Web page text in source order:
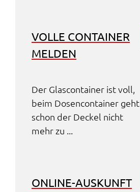
VOLLE CONTAI­NER
MELDEN
Der Glas­con­tai­ner ist voll,
beim Dosen­con­tai­ner geht
schon der Deckel nicht
mehr zu ...
ONLINE-AUSKUNFT